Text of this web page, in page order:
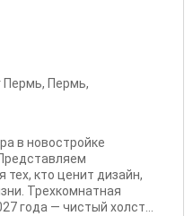
Пермь, Пермь,
в новостройке
кто ценит дизайн,
Трехкомнатная
года — чистый холст...